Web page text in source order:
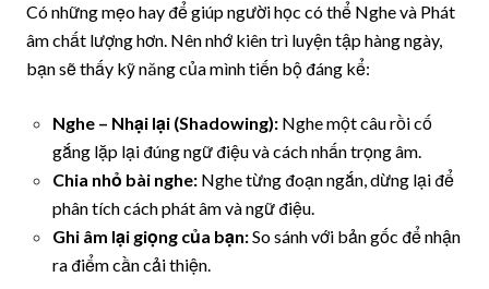
Có những mẹo hay để giúp người học có thể Nghe và Phát
âm chất lượng hơn. Nên nhớ kiên trì luyện tập hàng ngày,
bạn sẽ thấy kỹ năng của mình tiến bộ đáng kể:
Nghe – Nhại lại (Shadowing): Nghe một câu rồi cố
gắng lặp lại đúng ngữ điệu và cách nhấn trọng âm.
Chia nhỏ bài nghe: Nghe từng đoạn ngắn, dừng lại để
phân tích cách phát âm và ngữ điệu.
Ghi âm lại giọng của bạn:So sánh với bản gốc để nhận
ra điểm cần cải thiện.